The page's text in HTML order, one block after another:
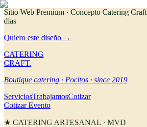
Sitio Web Premium · Concepto Catering Craft
días
Quiero este diseño →
CATERING
CRAFT.
Boutique catering · Pocitos · since 2019
ServiciosTrabajamosCotizar
Cotizar Evento
★ CATERING ARTESANAL · MVD